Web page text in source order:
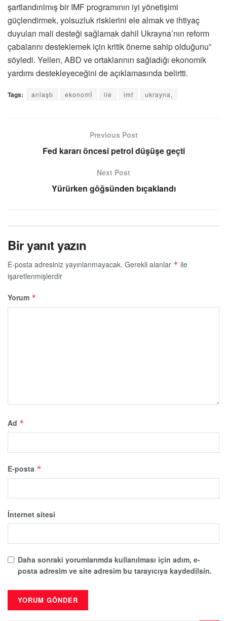
şartlandırılmış bir IMF programının iyi yönetişimi
güçlendirmek, yolsuzluk risklerini ele almak ve ihtiyaç
duyulan mali desteği sağlamak dahil Ukrayna’nın reform
çabalarını desteklemek için kritik öneme sahip olduğunu”
söyledi. Yellen, ABD ve ortaklarının sağladığı ekonomik
yardımı destekleyeceğini de açıklamasında belirtti.
Tags: anlaştı ekonomİ ile imf ukrayna,
Previous Post
Fed kararı öncesi petrol düşüşe geçti
Next Post
Yürürken göğsünden bıçaklandı
Bir yanıt yazın
E-posta adresiniz yayınlanmayacak. Gerekli alanlar * ile
işaretlenmişlerdir
Yorum *
Ad *
E-posta *
İnternet sitesi
Daha sonraki yorumlarımda kullanılması için adım, e-
posta adresim ve site adresim bu tarayıcıya kaydedilsin.